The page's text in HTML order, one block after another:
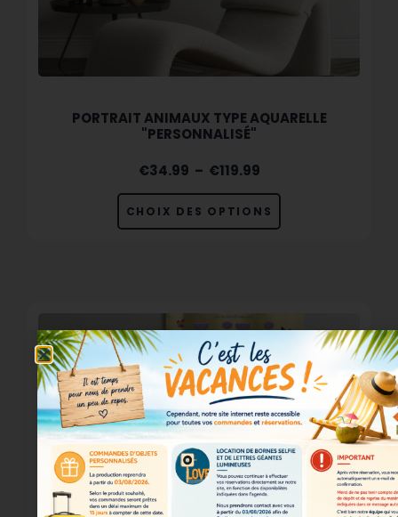
PORTRAIT ANIMAUX TYPE AQUARELLE
"PERSONNALISÉ"
€34.99 – €119.99
CHOIX DES OPTIONS